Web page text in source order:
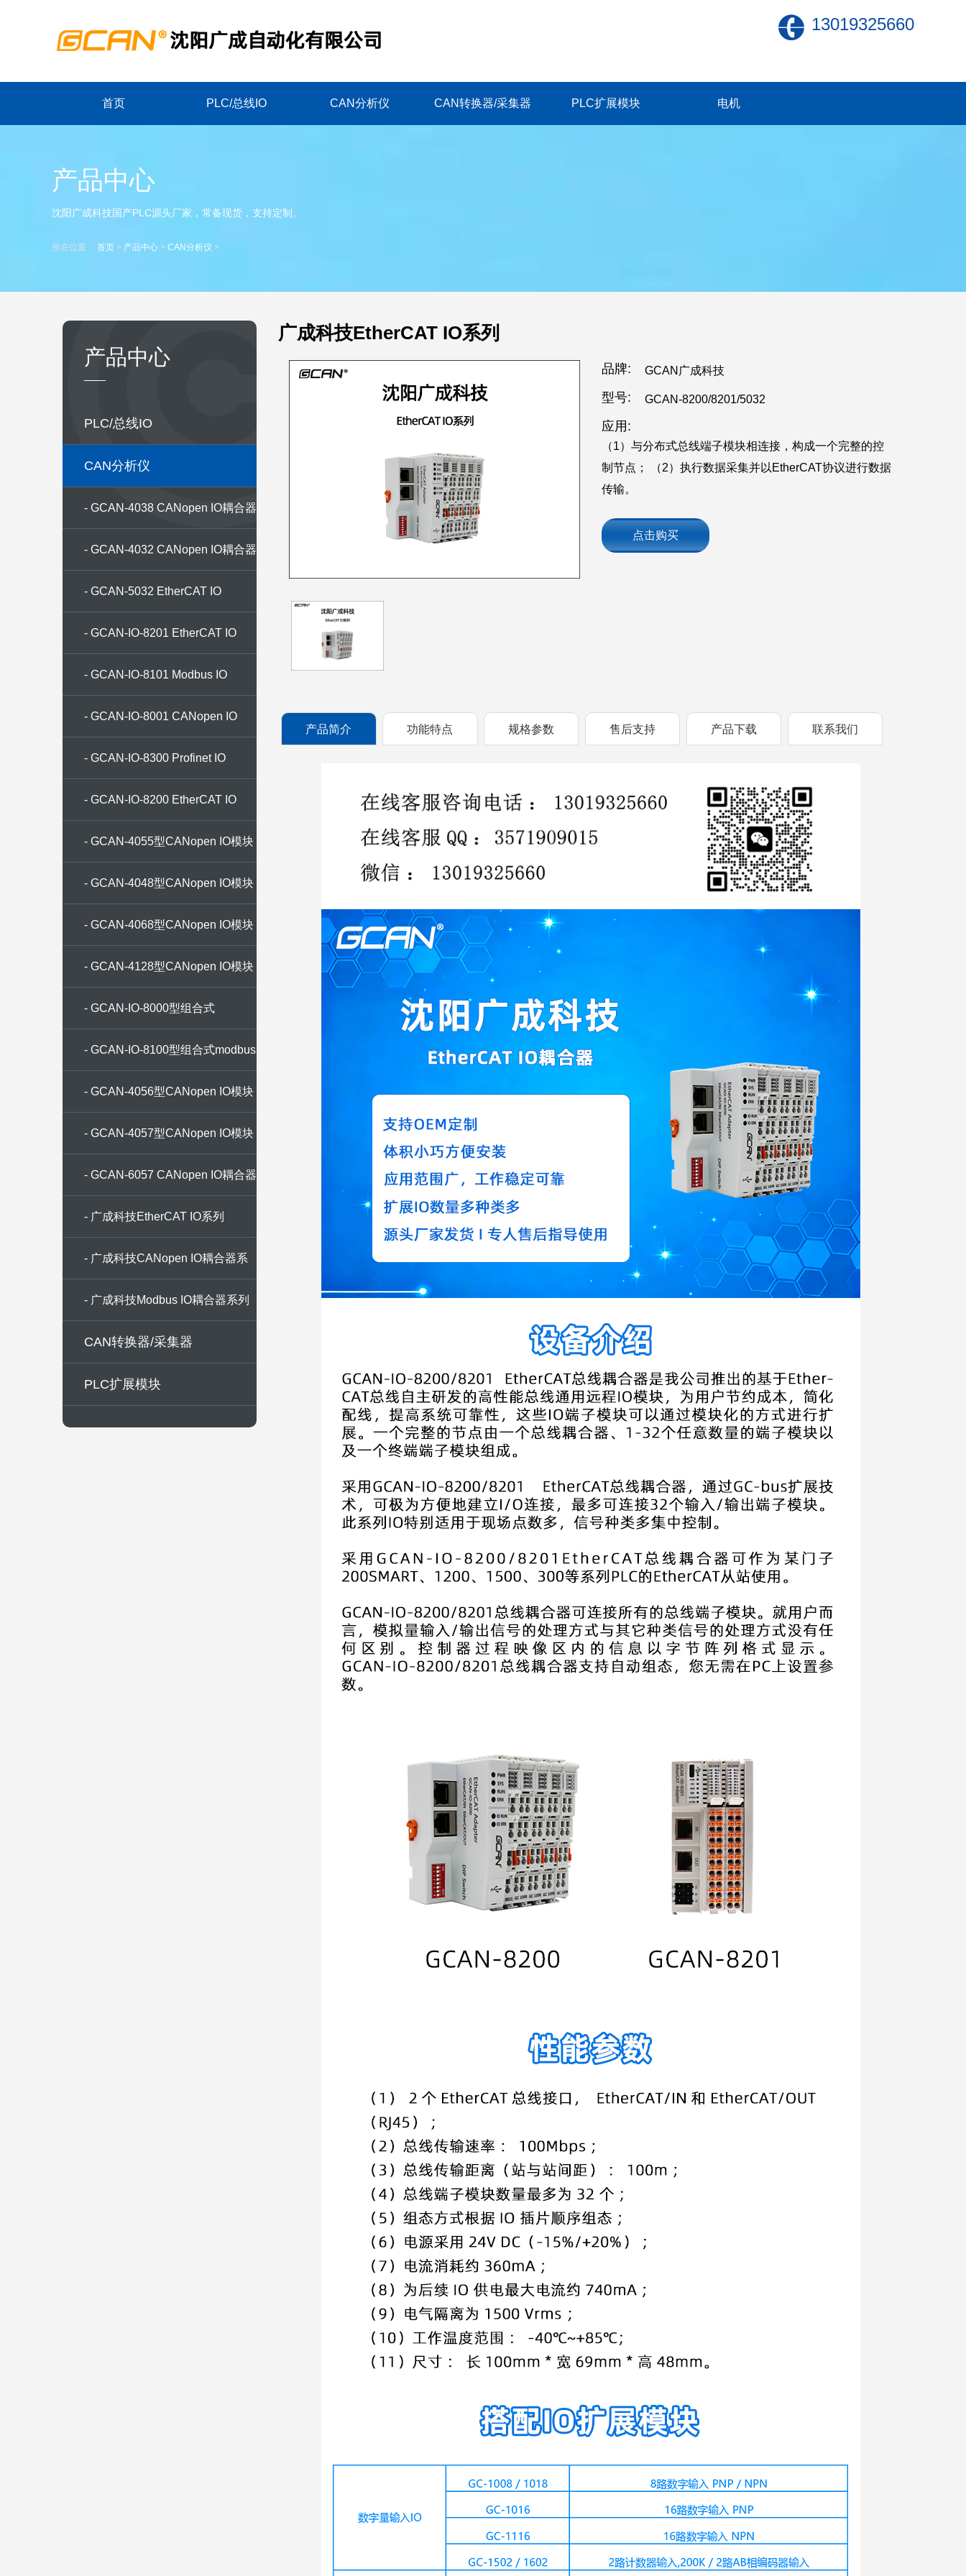
13019325660
首页 PLC/总线IO CAN分析仪 CAN转换器/采集器 PLC扩展模块 电机
产品中心
沈阳广成科技国产PLC源头厂家，常备现货，支持定制。
所在位置： 首页 > 产品中心 > CAN分析仪 >
产品中心
PLC/总线IO
CAN分析仪
- GCAN-4038 CANopen IO耦合器
GCAN-4038 CANopen IO coupler
- GCAN-4032 CANopen IO耦合器
GCAN-4032 CANopen IO coupler
- GCAN-5032 EtherCAT IO
- GCAN-IO-8201 EtherCAT IO
- GCAN-IO-8101 Modbus IO
- GCAN-IO-8001 CANopen IO
- GCAN-IO-8300 Profinet IO
- GCAN-IO-8200 EtherCAT IO
- GCAN-4055型CANopen IO模块
8数字量输入8数字量输出
- GCAN-4048型CANopen IO模块
8路热电偶输入
- GCAN-4068型CANopen IO模块
8模拟量0-24mA输出
- GCAN-4128型CANopen IO模块
4数字量输入4数字量输出
- GCAN-IO-8000型组合式
CANopen总线IO耦合器
- GCAN-IO-8100型组合式modbus
总线IO耦合器
- GCAN-4056型CANopen IO模块
8数字量输入8数字量输出
- GCAN-4057型CANopen IO模块
8数字量输入8数字量输出
- GCAN-6057 CANopen IO耦合器
- 广成科技EtherCAT IO系列
- 广成科技CANopen IO耦合器系
列
- 广成科技Modbus IO耦合器系列
CAN转换器/采集器
PLC扩展模块
广成科技EtherCAT IO系列
品牌: GCAN广成科技
型号: GCAN-8200/8201/5032
应用:
（1）与分布式总线端子模块相连接，构成一个完整的控
制节点； （2）执行数据采集并以EtherCAT协议进行数据
传输。
点击购买
产品简介 功能特点 规格参数 售后支持 产品下载 联系我们